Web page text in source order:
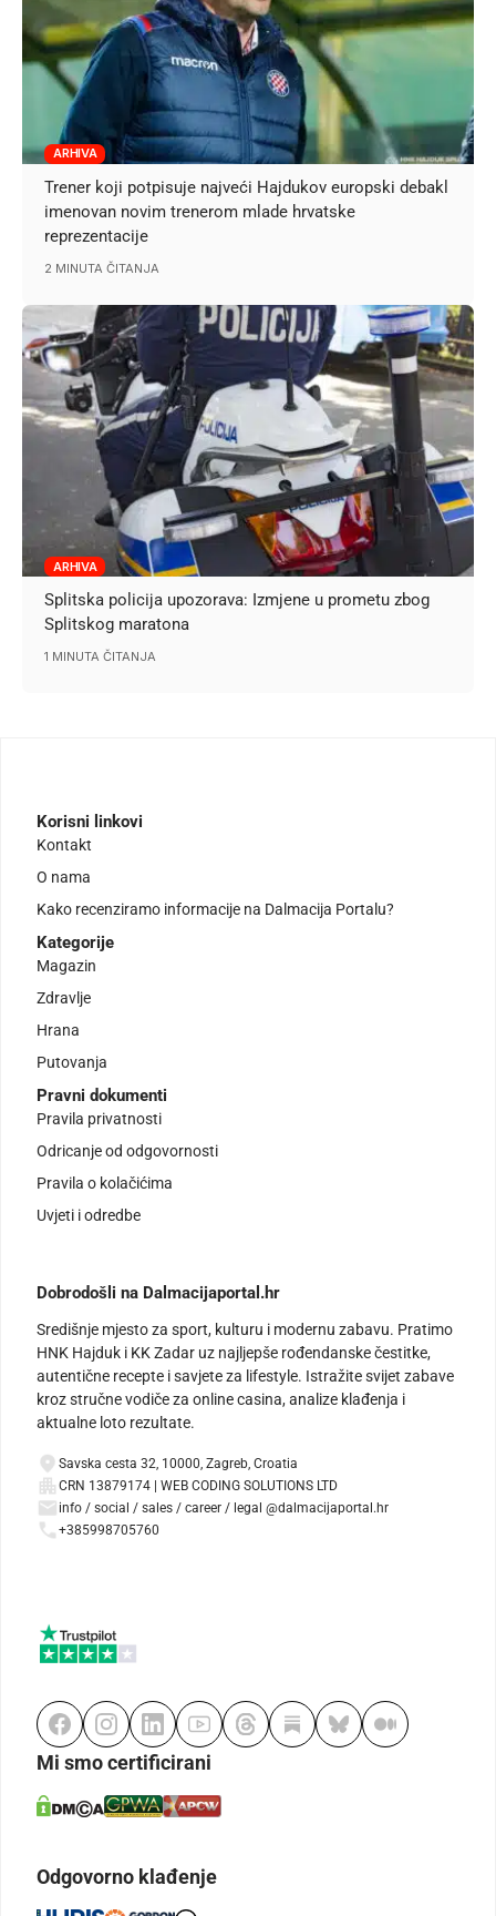
ARHIVA
Trener koji potpisuje najveći Hajdukov europski debakl
imenovan novim trenerom mlade hrvatske
reprezentacije
2 MINUTA ČITANJA
ARHIVA
Splitska policija upozorava: Izmjene u prometu zbog
Splitskog maratona
1 MINUTA ČITANJA
Korisni linkovi
Kontakt
O nama
Kako recenziramo informacije na Dalmacija Portalu?
Kategorije
Magazin
Zdravlje
Hrana
Putovanja
Pravni dokumenti
Pravila privatnosti
Odricanje od odgovornosti
Pravila o kolačićima
Uvjeti i odredbe
Dobrodošli na Dalmacijaportal.hr
Središnje mjesto za sport, kulturu i modernu zabavu. Pratimo
HNK Hajduk i KK Zadar uz najljepše rođendanske čestitke,
autentične recepte i savjete za lifestyle. Istražite svijet zabave
kroz stručne vodiče za online casina, analize klađenja i
aktualne loto rezultate.
Savska cesta 32, 10000, Zagreb, Croatia
CRN 13879174 | WEB CODING SOLUTIONS LTD
info / social / sales / career / legal @dalmacijaportal.hr
+385998705760
Mi smo certificirani
Odgovorno klađenje